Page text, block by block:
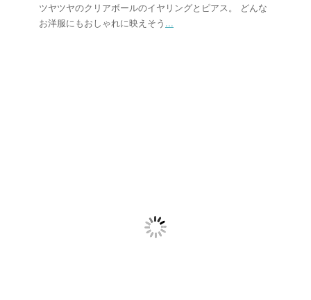
ツヤツヤのクリアボールのイヤリングとピアス。 どんな
お洋服にもおしゃれに映えそう ...